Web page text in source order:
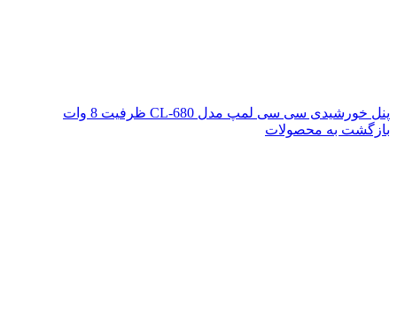
پنل خورشیدی سی سی لمپ مدل CL-680 ظرفیت 8 وات
بازگشت به محصولات